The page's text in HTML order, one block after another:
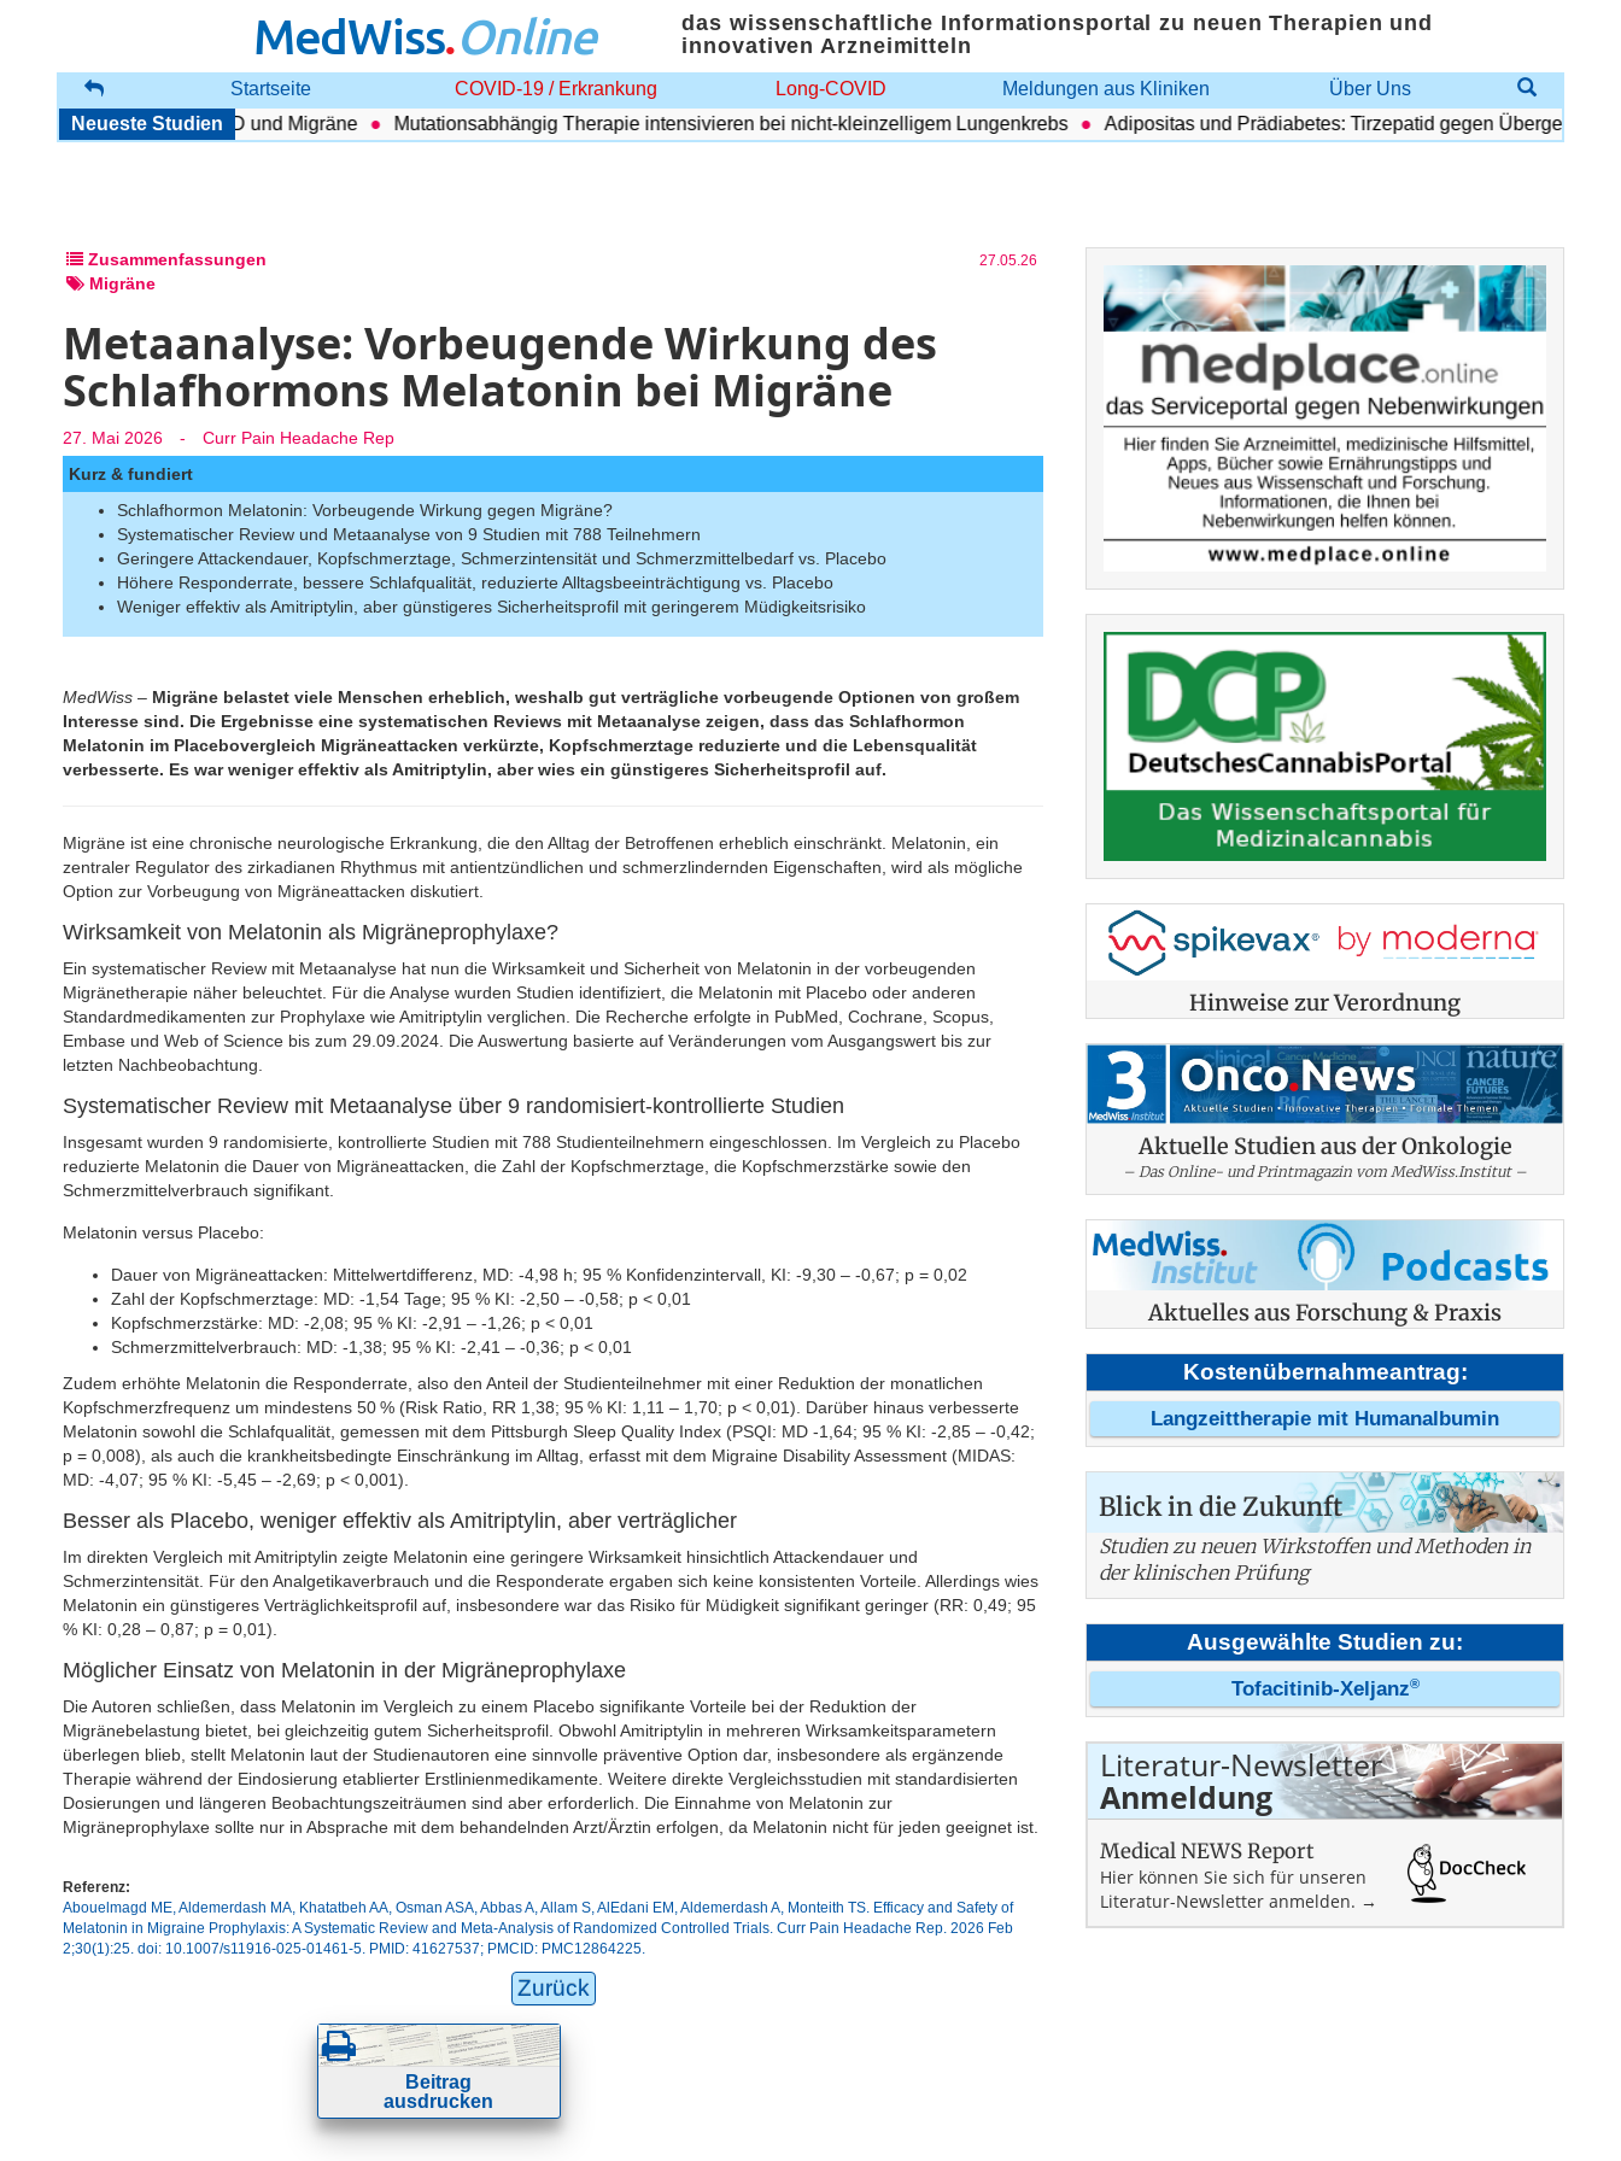
MedWiss.Online
das wissenschaftliche Informationsportal zu neuen Therapien und
innovativen Arzneimitteln
Startseite COVID-19 / Erkrankung Long-COVID Meldungen aus Kliniken
Über Uns
Neueste Studien
zwischen COPD und Migräne Mutationsabhängig Therapie intensivieren bei nicht-kleinzelligem Lungenkrebs Adipositas und Prädiabetes: Tirzepatid gegen Übergewicht
Zusammenfassungen 27.05.26
Migräne
Metaanalyse: Vorbeugende Wirkung des
Schlafhormons Melatonin bei Migräne
27. Mai 2026 -
Curr Pain Headache Rep
Kurz & fundiert
Schlafhormon Melatonin: Vorbeugende Wirkung gegen Migräne?
Systematischer Review und Metaanalyse von 9 Studien mit 788 Teilnehmern
Geringere Attackendauer, Kopfschmerztage, Schmerzintensität und Schmerzmittelbedarf vs. Placebo
Höhere Responderrate, bessere Schlafqualität, reduzierte Alltagsbeeinträchtigung vs. Placebo
Weniger effektiv als Amitriptylin, aber günstigeres Sicherheitsprofil mit geringerem Müdigkeitsrisiko
MedWiss – Migräne belastet viele Menschen erheblich, weshalb gut verträgliche vorbeugende Optionen von großem
Interesse sind. Die Ergebnisse eine systematischen Reviews mit Metaanalyse zeigen, dass das Schlafhormon
Melatonin im Placebovergleich Migräneattacken verkürzte, Kopfschmerztage reduzierte und die Lebensqualität
verbesserte. Es war weniger effektiv als Amitriptylin, aber wies ein günstigeres Sicherheitsprofil auf.
Migräne ist eine chronische neurologische Erkrankung, die den Alltag der Betroffenen erheblich einschränkt. Melatonin, ein
zentraler Regulator des zirkadianen Rhythmus mit antientzündlichen und schmerzlindernden Eigenschaften, wird als mögliche
Option zur Vorbeugung von Migräneattacken diskutiert.
Wirksamkeit von Melatonin als Migräneprophylaxe?
Ein systematischer Review mit Metaanalyse hat nun die Wirksamkeit und Sicherheit von Melatonin in der vorbeugenden
Migränetherapie näher beleuchtet. Für die Analyse wurden Studien identifiziert, die Melatonin mit Placebo oder anderen
Standardmedikamenten zur Prophylaxe wie Amitriptylin verglichen. Die Recherche erfolgte in PubMed, Cochrane, Scopus,
Embase und Web of Science bis zum 29.09.2024. Die Auswertung basierte auf Veränderungen vom Ausgangswert bis zur
letzten Nachbeobachtung.
Systematischer Review mit Metaanalyse über 9 randomisiert-kontrollierte Studien
Insgesamt wurden 9 randomisierte, kontrollierte Studien mit 788 Studienteilnehmern eingeschlossen. Im Vergleich zu Placebo
reduzierte Melatonin die Dauer von Migräneattacken, die Zahl der Kopfschmerztage, die Kopfschmerzstärke sowie den
Schmerzmittelverbrauch signifikant.
Melatonin versus Placebo:
Dauer von Migräneattacken: Mittelwertdifferenz, MD: -4,98 h; 95 % Konfidenzintervall, KI: -9,30 – -0,67; p = 0,02
Zahl der Kopfschmerztage: MD: -1,54 Tage; 95 % KI: -2,50 – -0,58; p < 0,01
Kopfschmerzstärke: MD: -2,08; 95 % KI: -2,91 – -1,26; p < 0,01
Schmerzmittelverbrauch: MD: -1,38; 95 % KI: -2,41 – -0,36; p < 0,01
Zudem erhöhte Melatonin die Responderrate, also den Anteil der Studienteilnehmer mit einer Reduktion der monatlichen
Kopfschmerzfrequenz um mindestens 50 % (Risk Ratio, RR 1,38; 95 % KI: 1,11 – 1,70; p < 0,01). Darüber hinaus verbesserte
Melatonin sowohl die Schlafqualität, gemessen mit dem Pittsburgh Sleep Quality Index (PSQI: MD -1,64; 95 % KI: -2,85 – -0,42;
p = 0,008), als auch die krankheitsbedingte Einschränkung im Alltag, erfasst mit dem Migraine Disability Assessment (MIDAS:
MD: -4,07; 95 % KI: -5,45 – -2,69; p < 0,001).
Besser als Placebo, weniger effektiv als Amitriptylin, aber verträglicher
Im direkten Vergleich mit Amitriptylin zeigte Melatonin eine geringere Wirksamkeit hinsichtlich Attackendauer und
Schmerzintensität. Für den Analgetikaverbrauch und die Responderate ergaben sich keine konsistenten Vorteile. Allerdings wies
Melatonin ein günstigeres Verträglichkeitsprofil auf, insbesondere war das Risiko für Müdigkeit signifikant geringer (RR: 0,49; 95
% KI: 0,28 – 0,87; p = 0,01).
Möglicher Einsatz von Melatonin in der Migräneprophylaxe
Die Autoren schließen, dass Melatonin im Vergleich zu einem Placebo signifikante Vorteile bei der Reduktion der
Migränebelastung bietet, bei gleichzeitig gutem Sicherheitsprofil. Obwohl Amitriptylin in mehreren Wirksamkeitsparametern
überlegen blieb, stellt Melatonin laut der Studienautoren eine sinnvolle präventive Option dar, insbesondere als ergänzende
Therapie während der Eindosierung etablierter Erstlinienmedikamente. Weitere direkte Vergleichsstudien mit standardisierten
Dosierungen und längeren Beobachtungszeiträumen sind aber erforderlich. Die Einnahme von Melatonin zur
Migräneprophylaxe sollte nur in Absprache mit dem behandelnden Arzt/Ärztin erfolgen, da Melatonin nicht für jeden geeignet ist.
Referenz:
Abouelmagd ME, Aldemerdash MA, Khatatbeh AA, Osman ASA, Abbas A, Allam S, AlEdani EM, Aldemerdash A, Monteith TS. Efficacy and Safety of
Melatonin in Migraine Prophylaxis: A Systematic Review and Meta-Analysis of Randomized Controlled Trials. Curr Pain Headache Rep. 2026 Feb
2;30(1):25. doi: 10.1007/s11916-025-01461-5. PMID: 41627537; PMCID: PMC12864225.
Zurück
Beitrag
ausdrucken
Hinweise zur Verordnung
Aktuelle Studien aus der Onkologie
– Das Online- und Printmagazin vom MedWiss.Institut –
Aktuelles aus Forschung & Praxis
Kostenübernahmeantrag:
Langzeittherapie mit Humanalbumin
Blick in die Zukunft
Studien zu neuen Wirkstoffen und Methoden in
der klinischen Prüfung
Ausgewählte Studien zu:
Tofacitinib-Xeljanz®
Literatur-Newsletter
Anmeldung
Medical NEWS Report
Hier können Sie sich für unseren
Literatur-Newsletter anmelden. →